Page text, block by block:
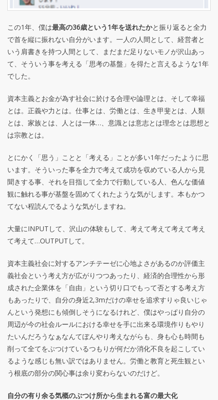
この1年、僕は最高の36歳という1年を送れたかと振り返ると全力
で首を縦に振れない自分がいます。一人の人間として、経営者と
いう肩書きを持つ人間として、まだまだ足りないモノが沢山あっ
て、そういう事を考える「思考の基盤」を得たと言えるような1年
でした。
資本主義とお金が為す社会に於ける合理や論理とは、そして幸福
とは。正義や力とは。仕事とは、労働とは、生き甲斐とは、人類
とは、家族とは、人とは一体…、意識とは意志とは理念とは思想と
は宗教とは。
とにかく「思う」ことと「考える」ことが多い1年だったように思
います。そういった事を全力で考えて成功を収めている人から見
聞きする事、それを目指して全力で行動している人、色んな価値
観に触れる事が基盤を固めてくれたような気がします。本もかつ
てない程読んでるような気がしますね。
大量にINPUTして、沢山の体験もして、考えて考えて考えて考え
て考えて…OUTPUTして。
資本主義社会に対するアンチテーゼに心地よさがあるのか評価主
義社会という考え方が広がりつつあったり、経済的合理性から形
成された企業体を「自由」という切り口でもって否とする考え方
もあったりで、自分の身近2,3mだけの幸せを追求すりゃ良いじゃ
んという発想にも傾倒しそうになるけれど、僕はやっぱり自分の
周辺が今の社会ルールにおける幸せを手に出来る環境作りもやり
たいんだろうなぁなんてぼんやり考えながらも、身も心も時間も
削って全てをぶつけているつもりが何だか消化不良を起こしてい
るような感じも無い訳ではありません。労働と教育と死生観とい
う根底の部分の関心事は余り変わらないのだけど。
自分の有り余る気概のぶつけ所から生まれる富の最大化